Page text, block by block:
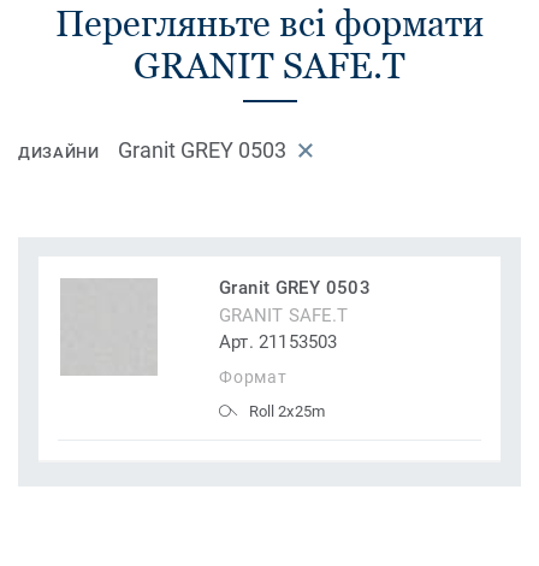
Перегляньте всі формати
GRANIT SAFE.T
ДИЗАЙНИ Granit GREY 0503
Granit GREY 0503
GRANIT SAFE.T
Арт. 21153503
Формат
Roll 2x25m